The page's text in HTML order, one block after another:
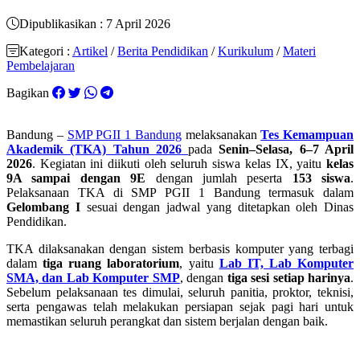
Dipublikasikan : 7 April 2026
Kategori : Artikel /Berita Pendidikan /Kurikulum /Materi
Pembelajaran
Bagikan
Bandung – SMP PGII 1 BandungmelaksanakanTes Kemampuan
Akademik (TKA) Tahun 2026 padaSenin–Selasa, 6–7 April
2026. Kegiatan ini diikuti oleh seluruh siswa kelas IX, yaitu kelas
9A sampai dengan 9E dengan jumlah peserta 153 siswa.
Pelaksanaan TKA di SMP PGII 1 Bandung termasuk dalam
Gelombang Isesuai dengan jadwal yang ditetapkan oleh Dinas
Pendidikan.
TKA dilaksanakan dengan sistem berbasis komputer yang terbagi
dalamtiga ruang laboratorium, yaitu Lab IT, Lab Komputer
SMA, dan Lab Komputer SMP, dengan tiga sesi setiap harinya.
Sebelum pelaksanaan tes dimulai, seluruh panitia, proktor, teknisi,
serta pengawas telah melakukan persiapan sejak pagi hari untuk
memastikan seluruh perangkat dan sistem berjalan dengan baik.